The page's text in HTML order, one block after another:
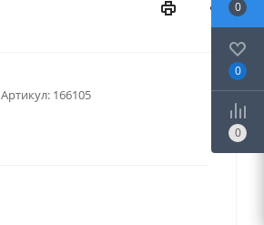
Артикул: 166105
0
0
0